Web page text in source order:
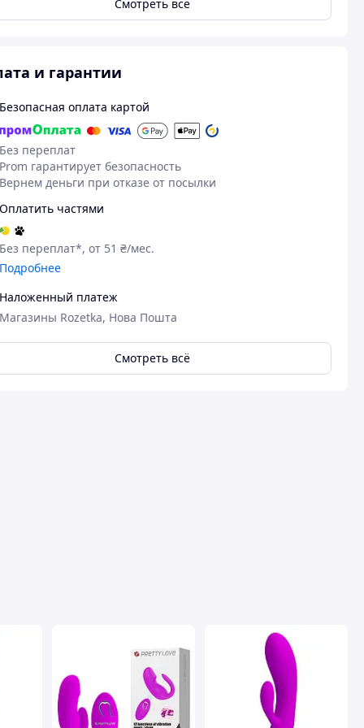
Смотреть всё
и гарантии
Безопасная оплата картой
Без переплат
Prom гарантирует безопасность
Вернем деньги при отказе от посылки
Оплатить частями
Без переплат*, от 51 ₴/мес.
Подробнее
Наложенный платеж
Магазины Rozetka, Нова Пошта
Смотреть всё